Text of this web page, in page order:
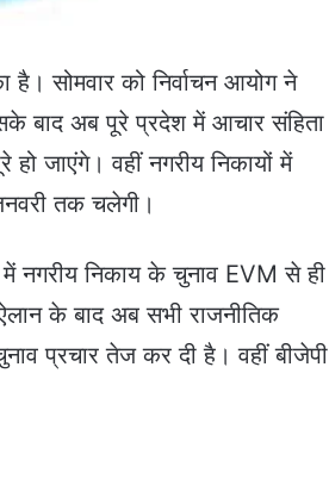
सोमवार को निर्वाचन आयोग ने
बाद अब पूरे प्रदेश में आचार संहिता
जाएंगे। वहीं नगरीय निकायों में
तक चलेगी।
में नगरीय निकाय के चुनाव EVM से ही
के बाद अब सभी राजनीतिक
प्रचार तेज कर दी है। वहीं बीजेपी